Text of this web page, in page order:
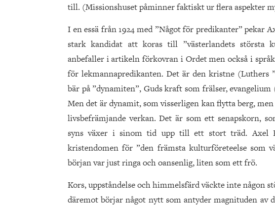
till. (Missionshuset påminner faktiskt ur flera aspekter
I en essä från 1924 med ”Något för predikanter” pekar
stark kandidat att koras till ”västerlandets största
anbefaller i artikeln förkovran i Ordet men också i
för lekmannapredikanten. Det är den kristne (Luthers
bär på ”dynamiten”, Guds kraft som frälser, evangelium
Men det är dynamit, som visserligen kan flytta berg,
livsbefrämjande verkan. Det är som ett senapskorn,
syns växer i sinom tid upp till ett stort träd. Axel
kristendomen för ”den främsta kulturföreteelse som
början var just ringa och oansenlig, liten som ett frö.
Kors, uppståndelse och himmelsfärd väckte inte någon
däremot börjar något nytt som antyder magnituden av